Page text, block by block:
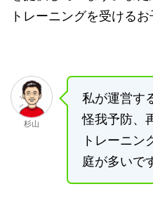
トレーニングを受ける
杉山
私が運営す
怪我予防、
トレーニン
庭が多いで